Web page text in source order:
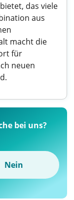
das viele
aus
macht die
für
neuen
bei uns?
Nein